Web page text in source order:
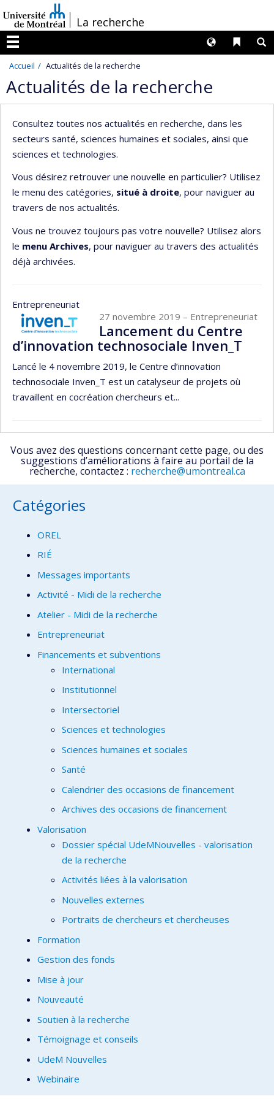
au
contenu
/La recherche
Menu
Liens
Langues
Accueil Actualités de la recherche
Actualités de la recherche
Consultez toutes nos actualités en recherche, dans les
secteurs santé, sciences humaines et sociales, ainsi que
sciences et technologies.
Vous désirez retrouver une nouvelle en particulier? Utilisez
le menu des catégories, situé à droite, pour naviguer au
travers de nos actualités.
Vous ne trouvez toujours pas votre nouvelle? Utilisez alors
le menu Archives, pour naviguer au travers des actualités
déjà archivées.
Entrepreneuriat
27 novembre 2019 – Entrepreneuriat
Lancement du Centre
d’innovation technosociale Inven_T
Lancé le 4 novembre 2019, le Centre d’innovation
technosociale Inven_T est un catalyseur de projets où
travaillent en cocréation chercheurs et...
Vous avez des questions concernant cette page, ou des
suggestions d’améliorations à faire au portail de la
recherche, contactez : recherche@umontreal.ca
Catégories
OREL
RIÉ
Messages importants
Activité - Midi de la recherche
Atelier - Midi de la recherche
Entrepreneuriat
Financements et subventions
International
Institutionnel
Intersectoriel
Sciences et technologies
Sciences humaines et sociales
Santé
Calendrier des occasions de financement
Archives des occasions de financement
Valorisation
Dossier spécial UdeMNouvelles - valorisation
de la recherche
Activités liées à la valorisation
Nouvelles externes
Portraits de chercheurs et chercheuses
Formation
Gestion des fonds
Mise à jour
Nouveauté
Soutien à la recherche
Témoignage et conseils
UdeM Nouvelles
Webinaire